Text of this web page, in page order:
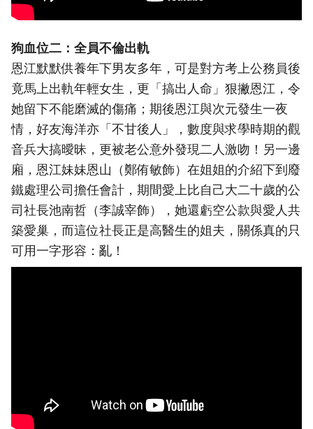
狗血位二：全員不倫出軌
恩江默默供養年下男友多年，可是對方考上公務員後
竟馬上出軌年輕女生，更「搞出人命」狠撇恩江，令
她留下不能磨滅的傷痛；期後恩江與次元發生一夜
情，好友海洋亦「不甘後人」，數度與求學時期的觀
音兵大搞曖昧，更被老公意外發現二人激吻！另一邊
廂，恩江妹妹恩山（鄭侑敏飾）在姐姐的介紹下到廢
鐵處理公司擔任會計，期間愛上比自己大二十歲的公
司社長池南哲（李誠宰飾），她還虧空公款與愛人共
築愛巢，而這位社長正是高醫生的姐夫，關係真的只
可用一字形容：亂！